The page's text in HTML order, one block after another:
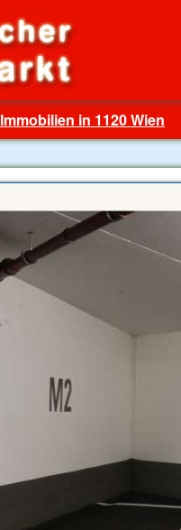
Immobilien in 1120 Wien